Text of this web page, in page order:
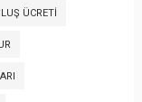
ÜCRETI